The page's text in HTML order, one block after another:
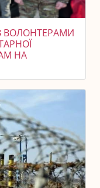
ВОЛОНТЕРАМИ
НА